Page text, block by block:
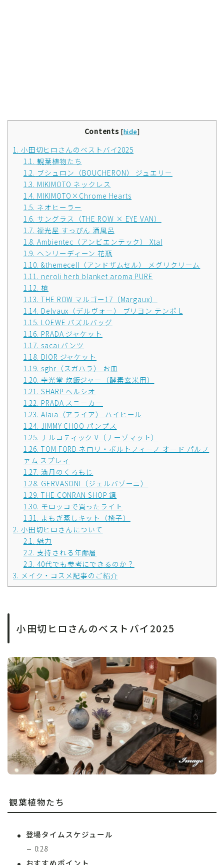
Contents [hide]
1. 小田切ヒロさんのベストバイ2025
1.1. 観葉植物たち
1.2. ブシュロン（BOUCHERON） ジュエリー
1.3. MIKIMOTO ネックレス
1.4. MIKIMOTO×Chrome Hearts
1.5. ネオヒーラー
1.6. サングラス（THE ROW × EYE VAN）
1.7. 福光屋 すっぴん 酒風呂
1.8. Ambientec（アンビエンテック） Xtal
1.9. ヘンリーディーン 花瓶
1.10. &themecell（アンドザムセル） メグリクリーム
1.11. neroli herb blanket aroma PURE
1.12. 槍
1.13. THE ROW マルゴー17（Margaux）
1.14. Delvaux（デルヴォー） ブリヨン テンポ L
1.15. LOEWE パズルバッグ
1.16. PRADA ジャケット
1.17. sacai パンツ
1.18. DIOR ジャケット
1.19. sghr（スガハラ） お皿
1.20. 幸光堂 炊飯ジャー（酵素玄米用）
1.21. SHARP ヘルシオ
1.22. PRADA スニーカー
1.23. Alaïa（アライア） ハイヒール
1.24. JIMMY CHOO パンプス
1.25. ナルコティック V（ナーゾマット）
1.26. TOM FORD ネロリ・ポルトフィーノ オード パルフ
ァム スプレィ
1.27. 満月のくろもじ
1.28. GERVASONI（ジェルバゾーニ）
1.29. THE CONRAN SHOP 鏡
1.30. モロッコで買ったライト
1.31. よもぎ蒸しキット（椅子）
2. 小田切ヒロさんについて
2.1. 魅力
2.2. 支持される年齢層
2.3. 40代でも参考にできるのか？
3. メイク・コスメ記事のご紹介
小田切ヒロさんのベストバイ2025
観葉植物たち
登場タイムスケジュール
0:28